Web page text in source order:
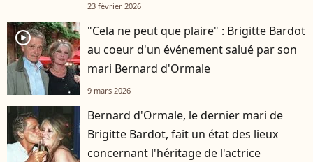
23 février 2026
player2
"Cela ne peut que plaire" : Brigitte Bardot
au coeur d'un événement salué par son
mari Bernard d'Ormale
9 mars 2026
Bernard d'Ormale, le dernier mari de
Brigitte Bardot, fait un état des lieux
concernant l'héritage de l'actrice